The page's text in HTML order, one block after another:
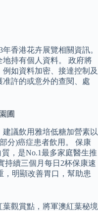
香港花卉展覽相關資訊。
持有個人資料。 政府將
如資料加密、接達控制及
許的或意外的查閱、處
圃
議飲用雅培低糖加營素以
分)癌症患者飲用。 保康
，是No.1最多家庭醫生推
持續三個月每日2杯保康速
，明顯改善胃口，幫助患
觀賞點，將軍澳紅葉秘境